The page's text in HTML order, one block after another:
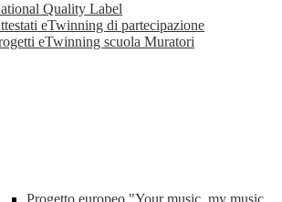
Quality Label
eTwinning di partecipazione
eTwinning scuola Muratori